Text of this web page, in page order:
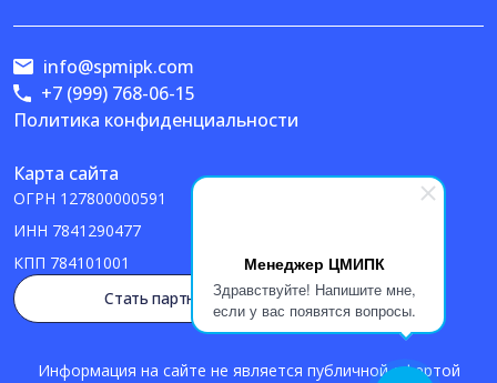
Менеджер ЦМИПК
Здравствуйте! Напишите мне,
если у вас появятся вопросы.
Политика конфиденциальности
Карта сайта
ОГРН 127800000591
ИНН 7841290477
КПП 784101001
info@spmipk.com
+7 (999) 768-06-15
Стать партнером
Информация на сайте не является публичной офертой